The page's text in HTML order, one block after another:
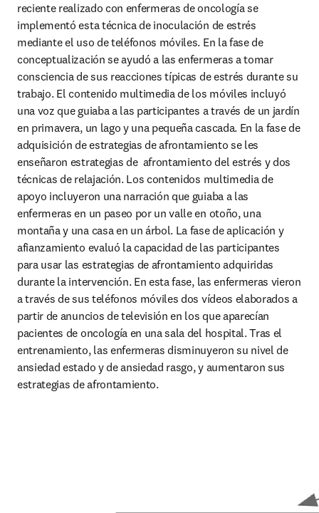
reciente realizado con enfermeras de oncología se
implementó esta técnica de inoculación de estrés
mediante el uso de teléfonos móviles. En la fase de
conceptualización se ayudó a las enfermeras a tomar
consciencia de sus reacciones típicas de estrés durante su
trabajo. El contenido multimedia de los móviles incluyó
una voz que guiaba a las participantes a través de un jardín
en primavera, un lago y una pequeña cascada. En la fase de
adquisición de estrategias de afrontamiento se les
enseñaron estrategias de  afrontamiento del estrés y dos
técnicas de relajación. Los contenidos multimedia de
apoyo incluyeron una narración que guiaba a las
enfermeras en un paseo por un valle en otoño, una
montaña y una casa en un árbol. La fase de aplicación y
afianzamiento evaluó la capacidad de las participantes
para usar las estrategias de afrontamiento adquiridas
durante la intervención. En esta fase, las enfermeras vieron
a través de sus teléfonos móviles dos vídeos elaborados a
partir de anuncios de televisión en los que aparecían
pacientes de oncología en una sala del hospital. Tras el
entrenamiento, las enfermeras disminuyeron su nivel de
ansiedad estado y de ansiedad rasgo, y aumentaron sus
estrategias de afrontamiento.